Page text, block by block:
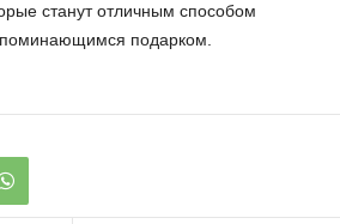
станут отличным способом
подарком.